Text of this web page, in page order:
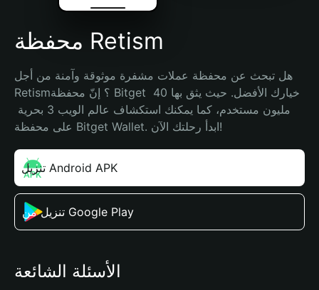
محفظة Retism
هل تبحث عن محفظة عملات مشفرة موثوقة وآمنة من أجل
Retism؟ إنّ محفظة Bitget خيارك الأفضل. حيث يثق بها 40
على محفظة Bitget Wallet. ابدأ رحلتك الآن!
تنزيل Android APK
تنزيل من Google Play
الأسئلة الشائعة